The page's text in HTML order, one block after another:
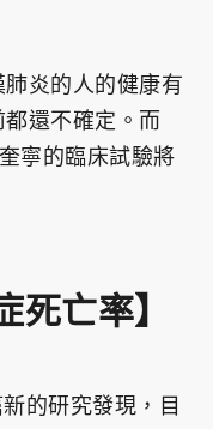
炎的人的健康有
還不確定。而
寧的臨床試驗將
死亡率】
的研究發現，目